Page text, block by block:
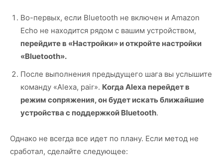
Во-первых, если Bluetooth не включен и Amazon
Echo не находится рядом с вашим устройством,
перейдите в «Настройки» и откройте настройки
«Bluetooth».
После выполнения предыдущего шага вы услышите
команду «Alexa, pair». Когда Alexa перейдет в
режим сопряжения, он будет искать ближайшие
устройства с поддержкой Bluetooth.
Однако не всегда все идет по плану. Если метод не
сработал, сделайте следующее: